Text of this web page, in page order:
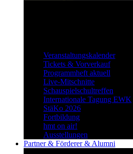
Veranstaltungskalender
Tickets & Vorverkauf
Programmheft aktuell
Live-Mitschnitte
Schauspielschultreffen
Internationale Tagung EWK
StäKo 2026
Fortbildung
hmt on air!
Ausstellungen
Partner & Förderer & Alumni